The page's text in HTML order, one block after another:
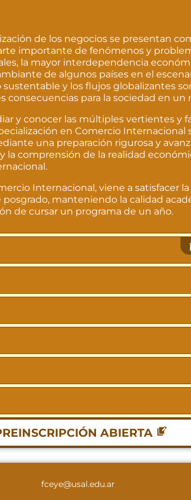
de los negocios se presentan
importante de fenómenos y
la mayor interdependencia
de algunos países en el
y los flujos globalizantes
para la sociedad en un
y conocer las múltiples vertientes y
en Comercio
una preparación rigurosa y
la comprensión de la realidad
Internacional, viene a satisfacer
posgrado, manteniendo la calidad
de cursar un programa de un año.
ABIERTA
fceye@usal.edu.ar